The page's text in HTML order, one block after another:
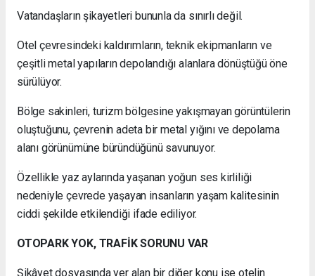
Vatandaşların şikayetleri bununla da sınırlı değil.
Otel çevresindeki kaldırımların, teknik ekipmanların ve
çeşitli metal yapıların depolandığı alanlara dönüştüğü öne
sürülüyor.
Bölge sakinleri, turizm bölgesine yakışmayan görüntülerin
oluştuğunu, çevrenin adeta bir metal yığını ve depolama
alanı görünümüne büründüğünü savunuyor.
Özellikle yaz aylarında yaşanan yoğun ses kirliliği
nedeniyle çevrede yaşayan insanların yaşam kalitesinin
ciddi şekilde etkilendiği ifade ediliyor.
OTOPARK YOK, TRAFİK SORUNU VAR
Şikâyet dosyasında yer alan bir diğer konu ise otelin